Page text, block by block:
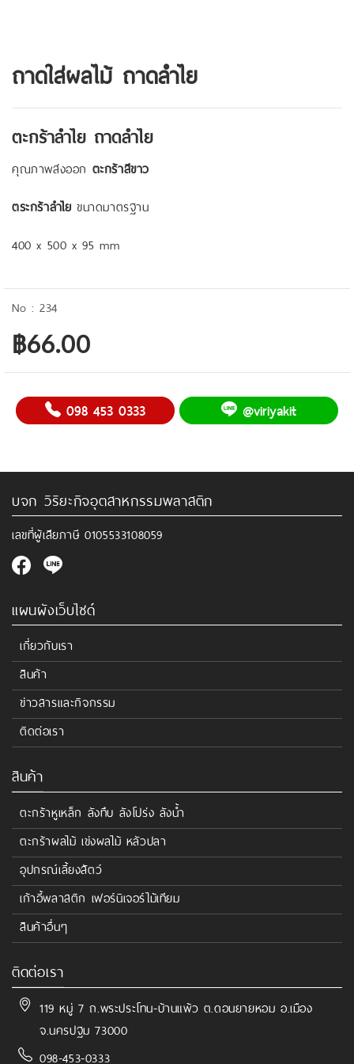
ถาดใส่ผลไม้ ถาดลำไย
ตะกร้าลำไย ถาดลำไย
คุณภาพส่งออก ตะกร้าสีขาว
ตระกร้าลำไย ขนาดมาตรฐาน
400 x 500 x 95 mm
฿66.00
234
098 453 0333 @viriyakit
บจก วิริยะกิจอุตสาหกรรมพลาสติก
เลขที่ผู้เสียภาษี0105533108059
แผนผังเว็บไซด์
เกี่ยวกับเรา
สินค้า
ข่าวสารและกิจกรรม
ติดต่อเรา
สินค้า
ตะกร้าหูเหล็ก ลังทึบ ลังโปร่ง ลังน้ำ
ตะกร้าผลไม้ เข่งผลไม้ หลัวปลา
อุปกรณ์เลี้ยงสัตว์
เก้าอี้พลาสติก เฟอร์นิเจอร์ไม้เทียม
สินค้าอื่นๆ
ติดต่อเรา
119 หมู่ 7 ถ.พระประโทน-บ้านแพ้ว ต.ดอนยายหอม อ.เมือง
จ.นครปฐม 73000
098-453-0333